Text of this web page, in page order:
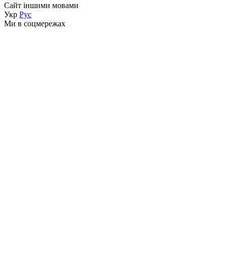
Сайт іншими мовами
Укр Рус
Ми в соцмережах